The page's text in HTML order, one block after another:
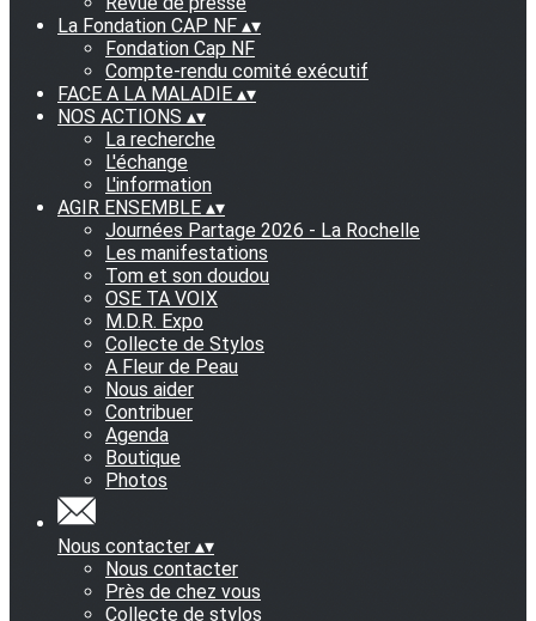
La Fondation CAP NF ▴▾
Fondation Cap NF
Compte-rendu comité exécutif
FACE A LA MALADIE ▴▾
NOS ACTIONS ▴▾
La recherche
L'échange
L'information
AGIR ENSEMBLE ▴▾
Journées Partage 2026 - La Rochelle
Les manifestations
Tom et son doudou
OSE TA VOIX
M.D.R. Expo
Collecte de Stylos
A Fleur de Peau
Nous aider
Contribuer
Agenda
Boutique
Photos
Nous contacter ▴▾
Nous contacter
Près de chez vous
Collecte de stylos